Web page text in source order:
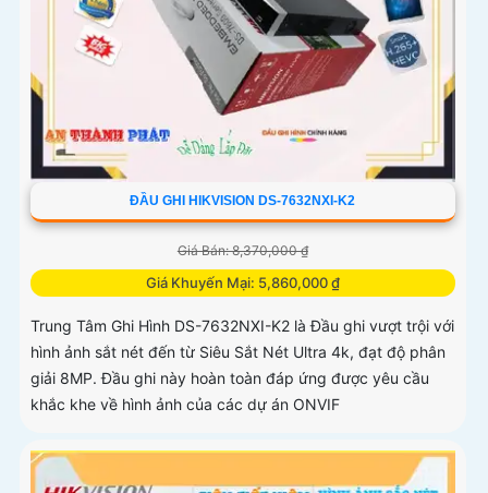
ĐẦU GHI HIKVISION DS-7632NXI-K2
Giá Bán: 8,370,000 ₫
Giá Khuyến Mại: 5,860,000 ₫
Trung Tâm Ghi Hình DS-7632NXI-K2 là Đầu ghi vượt trội với
hình ảnh sắt nét đến từ Siêu Sắt Nét Ultra 4k, đạt độ phân
giải 8MP. Đầu ghi này hoàn toàn đáp ứng được yêu cầu
khắc khe về hình ảnh của các dự án ONVIF